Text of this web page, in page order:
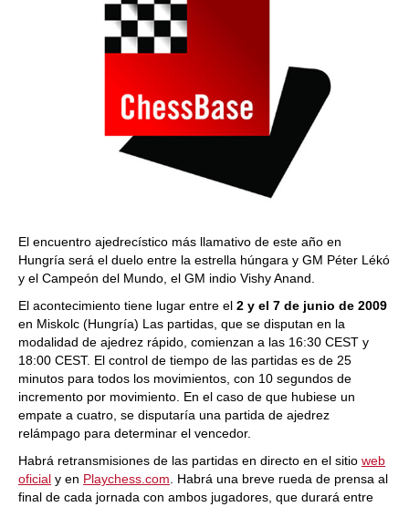
El encuentro ajedrecístico más llamativo de este año en
Hungría será el duelo entre la estrella húngara y GM Péter Lékó
y el Campeón del Mundo, el GM indio Vishy Anand.
El acontecimiento tiene lugar entre el 2 y el 7 de junio de 2009
en Miskolc (Hungría) Las partidas, que se disputan en la
modalidad de ajedrez rápido, comienzan a las 16:30 CEST y
18:00 CEST. El control de tiempo de las partidas es de 25
minutos para todos los movimientos, con 10 segundos de
incremento por movimiento. En el caso de que hubiese un
empate a cuatro, se disputaría una partida de ajedrez
relámpago para determinar el vencedor.
Habrá retransmisiones de las partidas en directo en el sitio web
oficial y en Playchess.com . Habrá una breve rueda de prensa al
final de cada jornada con ambos jugadores, que durará entre